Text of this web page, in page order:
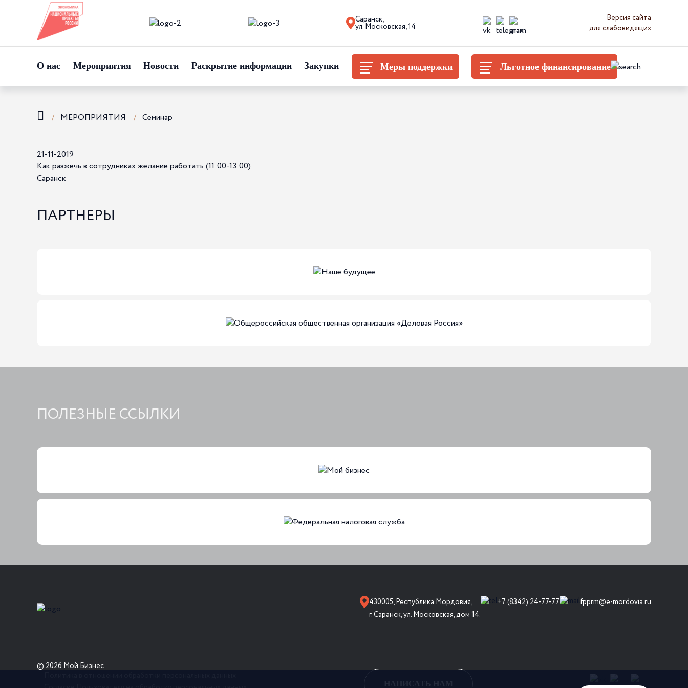
Саранск,
ул. Московская, 14
Версия сайта
для слабовидящих
О нас Мероприятия Новости Раскрытие информации Закупки Меры поддержки Льготное финансирование
МЕРОПРИЯТИЯ Семинар
21-11-2019
Как разжечь в сотрудниках желание работать (11:00-13:00)
Саранск
ПАРТНЕРЫ
ПОЛЕЗНЫЕ ССЫЛКИ
430005, Республика Мордовия,
г. Саранск, ул. Московская, дом 14.
+7 (8342) 24-77-77 fpprm@e-mordovia.ru
© 2026 Мой Бизнес
НАПИСАТЬ НАМ